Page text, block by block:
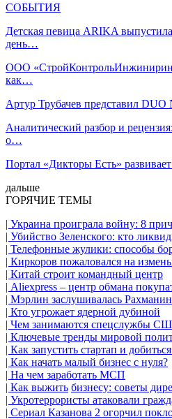
СОБЫТИЯ
Детская певица ARIKA
день…
ООО
как…
Артур Трубачев представил DUO
Аналитический разбор и
о…
Портал «Дикторы Есть»
дальше
ГОРЯЧИЕ ТЕМЫ
| Украина проиграла войну: 8
| Убийство Зеленского: кто
| Телефонные жулики: способы
| Киркоров пожаловался на
| Китай строит командный центр
| Aliexpress – центр обмана
| Мэрлин заслушивалась
| Кто угрожает ядерной дубиной
| Чем занимаются спецслужбы
| Ключевые тренды мировой
| Как запустить стартап и
| Как начать малый бизнес с нуля?
| На чем заработать МСП
| Как выжить бизнесу: советы
| Укротеррористы атаковали
| Сериал Казанова 2 огорчил